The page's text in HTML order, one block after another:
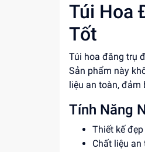
Túi Hoa
Tốt
Túi hoa đăng trụ
Sản phẩm này
liệu an toàn, đảm
Tính Năng
Thiết kế
Chất liệu an